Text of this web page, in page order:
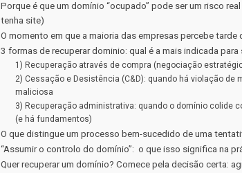
Porque é que um domínio “ocupado” pode ser um risco
tenha site)
O momento em que a maioria das empresas percebe tarde
3 formas de recuperar dominio: qual é a mais indicada para
1) Recuperação através de compra (negociação
2) Cessação e Desistência (C&D): quando há violação de
maliciosa
3) Recuperação administrativa: quando o domínio colide
(e há fundamentos)
O que distingue um processo bem-sucedido de uma
“Assumir o controlo do domínio”: o que isso significa na
Quer recuperar um domínio? Comece pela decisão certa: